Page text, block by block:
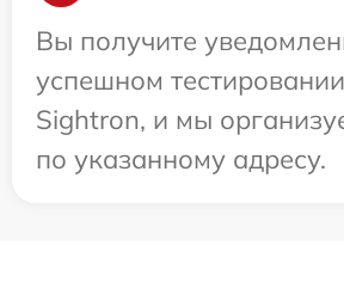
Вы получите
успешном
Sightron, и мы
по указанному адресу.